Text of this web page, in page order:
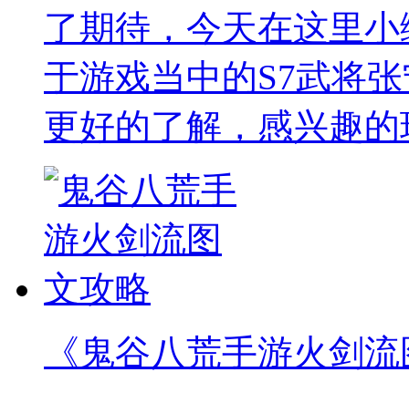
了期待，今天在这里
于游戏当中的S7武将
更好的了解，感兴趣
《鬼谷八荒手游火剑